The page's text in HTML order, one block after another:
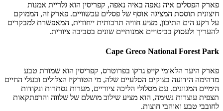
פארק הפסלים איה נאפה באיה נאפה, קפריסין הוא גלריית אמנות
חיצונית תוססת המציגה אוסף של פסלים עכשוויים. פארק זה, הממוקם
על רקע הים התיכון, מציע חוויה תרבותית ייחודית, המאפשרת למבקרים
להעריך ולעסוק בביטויים אמנותיים שונים בסביבה ציורית.
Cape Greco National Forest Park
פארק היער הלאומי קייפ גרקו בפרוטרס, קפריסין הוא שמורת טבע
מדהימה הידועה בצוקים הסלעיים שלה, מי הטורקיז הצלולים ובעלי החיים
הימיים המגוונים. עם מסלולי הליכה ציוריים, מערות נסתרות ונקודות
תצפית עוצרות נשימה, הוא מציע שילוב מושלם של שלווה והרפתקאות
לחובבי טבע ואוהבי חוצות.